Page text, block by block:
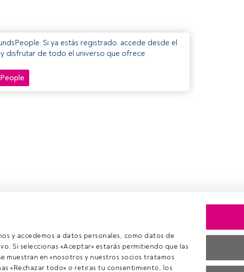
y accedemos a datos personales, como datos de
Si seleccionas «Aceptar» estarás permitiendo que las
en «nosotros y nuestros socios tratamos
«Rechazar todo» o retiras tu consentimiento, los
Si ya estás registrado, accede desde el
disfrutar de todo el universo que ofrece